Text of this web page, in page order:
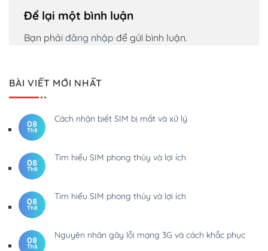
Để lại một bình luận
Bạn phải đăng nhập để gửi bình luận.
BÀI VIẾT MỚI NHẤT
08
Th8
Cách nhận biết SIM bị mất và xử lý
08
Th8
Tìm hiểu SIM phong thủy và lợi ích
08
Th8
Tìm hiểu SIM phong thủy và lợi ích
08
Th8
Nguyên nhân gây lỗi mạng 3G và cách khắc phục